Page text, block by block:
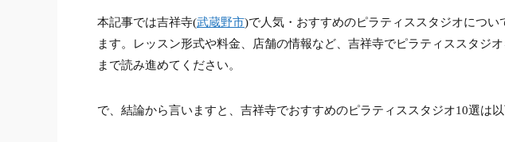
本記事では吉祥寺(武蔵野市)で人気・おすすめのピラティススタジオにつ
ます。レッスン形式や料金、店舗の情報など、吉祥寺でピラティススタジ
まで読み進めてください。
で、結論から言いますと、吉祥寺でおすすめのピラティススタジオ10選は以